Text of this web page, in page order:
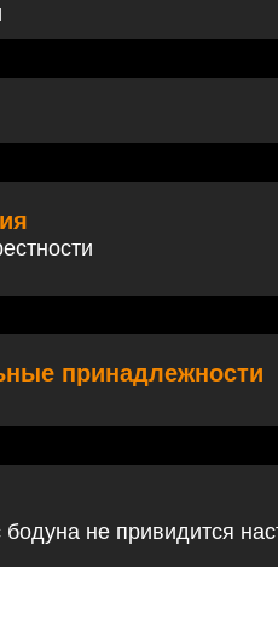
принадлежности
бодуна не привидится